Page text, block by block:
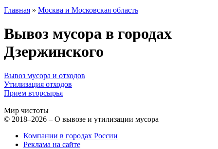
Главная » Москва и Московская область
Вывоз мусора в городах
Дзержинского
Вывоз мусора и отходов
Утилизация отходов
Прием вторсырья
Мир чистоты
© 2018–2026 – О вывозе и утилизации мусора
Компании в городах России
Реклама на сайте